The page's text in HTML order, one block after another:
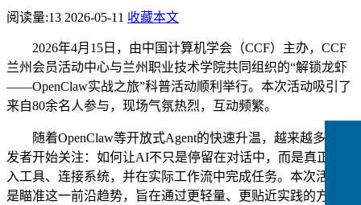
阅读量:13 2026-05-11 收藏本文
2026年4月15日，由中国计算机学会（CCF）主办， CCF
兰州会员活动中心与兰州职业技术学院共同组织的“解锁龙虾
——OpenClaw实战之旅”科普活动顺利举行。 本次活动吸引了
来自80余名 人参与，现场气氛热烈，互动频繁。
随着OpenClaw等开放式Agent的快速升温，越来越多的开
发者开始关注：如何让AI不只是停留在对话中，而是真正接
入工具、连接系统，并在实际工作流中完成任务。本次活动正
是瞄准这一前沿趋势，旨在通过更轻量、更贴近实践的方式，